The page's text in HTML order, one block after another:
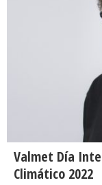
Valmet Día
Climático 2022